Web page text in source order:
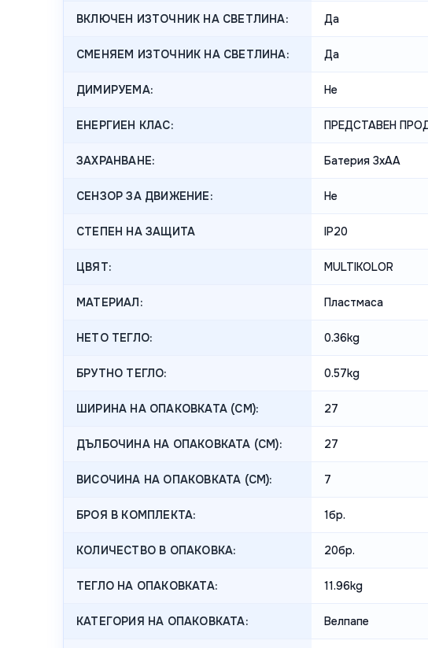
ВКЛЮЧЕН ИЗТОЧНИК НА СВЕТЛИНА: Да
СМЕНЯЕМ ИЗТОЧНИК НА СВЕТЛИНА: Да
ДИМИРУЕМА: Не
ЕНЕРГИЕН КЛАС: ПРЕДСТАВЕН
ЗАХРАНВАНЕ: Батерия 3xAA
СЕНЗОР ЗА ДВИЖЕНИЕ: Не
СТЕПЕН НА ЗАЩИТА IP20
ЦВЯТ: MULTIKOLOR
МАТЕРИАЛ: Пластмаса
НЕТО ТЕГЛО: 0.36kg
БРУТНО ТЕГЛО: 0.57kg
ШИРИНА НА ОПАКОВКАТА (CM): 27
ДЪЛБОЧИНА НА ОПАКОВКАТА (CM): 27
ВИСОЧИНА НА ОПАКОВКАТА (СМ): 7
БРОЯ В КОМПЛЕКТА: 1бр.
КОЛИЧЕСТВО В ОПАКОВКА: 20бр.
ТЕГЛО НА ОПАКОВКАТА: 11.96kg
КАТЕГОРИЯ НА ОПАКОВКАТА: Велпапе